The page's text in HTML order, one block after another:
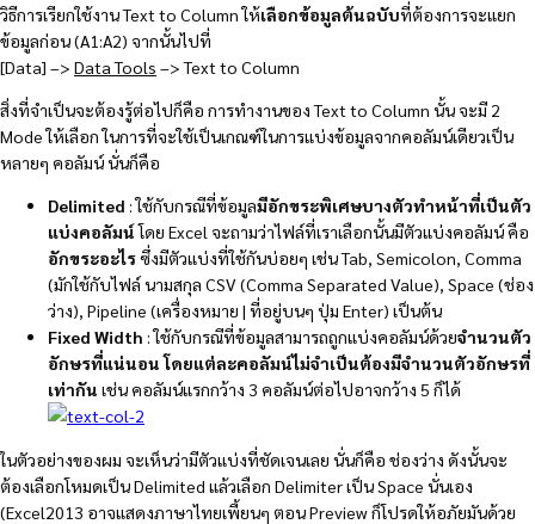
วิธีการเรียกใช้งาน Text to Column ให้เลือกข้อมูลต้นฉบับที่ต้องการจะแยก
ข้อมูลก่อน (A1:A2) จากนั้นไปที่
[Data] –> Data Tools –> Text to Column
สิ่งที่จำเป็นจะต้องรู้ต่อไปก็คือ การทำงานของ Text to Column นั้น จะมี 2
Mode ให้เลือก ในการที่จะใช้เป็นเกณฑ์ในการแบ่งข้อมูลจากคอลัมน์เดียวเป็น
หลายๆ คอลัมน์ นั่นก็คือ
Delimited : ใช้กับกรณีที่ข้อมูลมีอักขระพิเศษบางตัวทำหน้าที่เป็นตัว
แบ่งคอลัมน์โดย Excel จะถามว่าไฟล์ที่เราเลือกนั้นมีตัวแบ่งคอลัมน์ คือ
อักขระอะไรซึ่งมีตัวแบ่งที่ใช้กันบ่อยๆ เช่น Tab, Semicolon, Comma
(มักใช้กับไฟล์ นามสกุล CSV (Comma Separated Value), Space (ช่อง
ว่าง), Pipeline (เครื่องหมาย | ที่อยู่บนๆ ปุ่ม Enter) เป็นต้น
Fixed Width : ใช้กับกรณีที่ข้อมูลสามารถถูกแบ่งคอลัมน์ด้วยจำนวนตัว
อักษรที่แน่นอน โดยแต่ละคอลัมน์ไม่จำเป็นต้องมีจำนวนตัวอักษรที่
เท่ากัน เช่น คอลัมน์แรกกว้าง 3 คอลัมน์ต่อไปอาจกว้าง 5 ก็ได้
ในตัวอย่างของผม จะเห็นว่ามีตัวแบ่งที่ชัดเจนเลย นั่นก็คือ ช่องว่าง ดังนั้นจะ
ต้องเลือกโหมดเป็น Delimited แล้วเลือก Delimiter เป็น Space นั่นเอง
(Excel2013 อาจแสดงภาษาไทยเพี้ยนๆ ตอน Preview ก็โปรดให้อภัยมันด้วย